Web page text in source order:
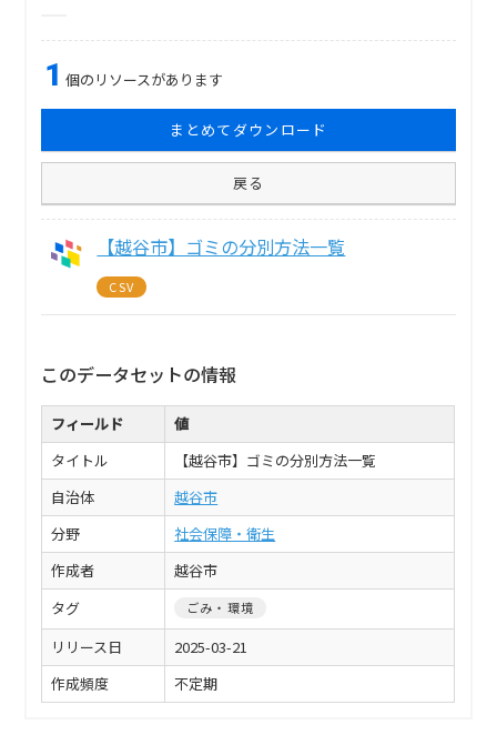
1 個のリソースがあります
まとめてダウンロード
戻る
【越谷市】ゴミの分別方法一覧
CSV
このデータセットの情報
フィールド
値
タイトル
【越谷市】ゴミの分別方法一覧
自治体
越谷市
分野
社会保障・衛生
作成者
越谷市
タグ
ごみ・環境
リリース日
2025-03-21
作成頻度
不定期